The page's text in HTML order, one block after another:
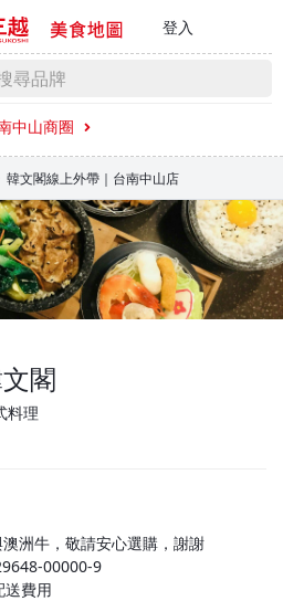
登入
中山商圈
韓文閣線上外帶｜台南中山店
閣
料理
洲牛，敬請安心選購，謝謝
00000-9
費用